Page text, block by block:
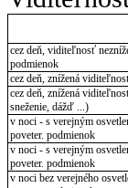
cez deň, viditeľnosť
podmienok
cez deň, znížená
cez deň, znížená
sneženie, dážď ...)
v noci - s verejným
poveter. podmienok
v noci - s verejným
poveter. podmienok
v noci bez verejného